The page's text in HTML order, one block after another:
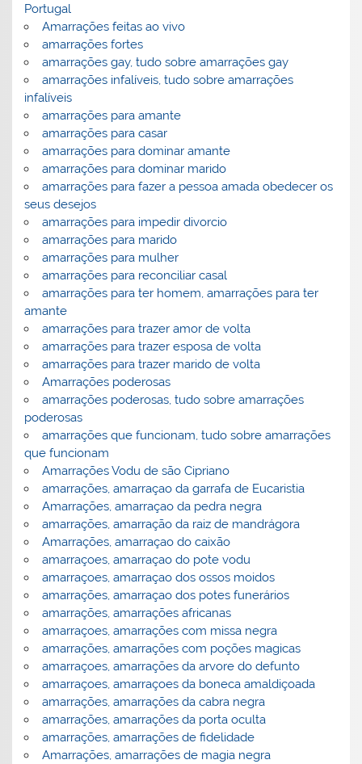
Portugal
Amarrações feitas ao vivo
amarrações fortes
amarrações gay, tudo sobre amarrações gay
amarrações infalíveis, tudo sobre amarrações
infalíveis
amarrações para amante
amarrações para casar
amarrações para dominar amante
amarrações para dominar marido
amarrações para fazer a pessoa amada obedecer os
seus desejos
amarrações para impedir divorcio
amarrações para marido
amarrações para mulher
amarrações para reconciliar casal
amarrações para ter homem, amarrações para ter
amante
amarrações para trazer amor de volta
amarrações para trazer esposa de volta
amarrações para trazer marido de volta
Amarrações poderosas
amarrações poderosas, tudo sobre amarrações
poderosas
amarrações que funcionam, tudo sobre amarrações
que funcionam
Amarrações Vodu de são Cipriano
amarrações, amarraçao da garrafa de Eucaristia
Amarrações, amarraçao da pedra negra
amarrações, amarração da raiz de mandrágora
Amarrações, amarraçao do caixão
amarraçoes, amarraçao do pote vodu
amarraçoes, amarraçao dos ossos moidos
amarrações, amarraçao dos potes funerários
amarrações, amarrações africanas
amarraçoes, amarrações com missa negra
amarrações, amarrações com poções magicas
amarraçoes, amarrações da arvore do defunto
amarraçoes, amarraçoes da boneca amaldiçoada
amarrações, amarrações da cabra negra
amarrações, amarrações da porta oculta
amarrações, amarrações de fidelidade
Amarrações, amarrações de magia negra